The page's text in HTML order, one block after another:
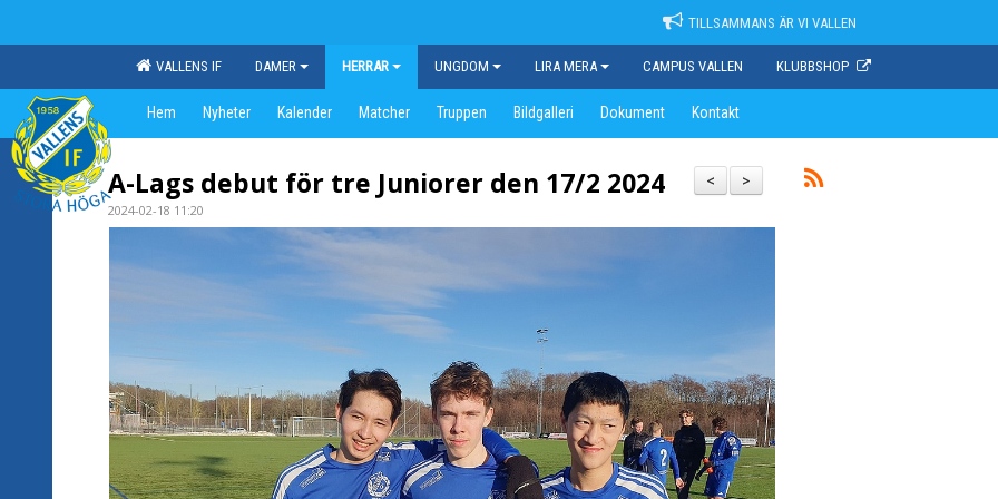
TILLSAMMANS ÄR VI VALLEN
VALLENS IF DAMER HERRAR UNGDOM LIRA MERA CAMPUS VALLEN KLUBBSHOP
Hem Nyheter Kalender Matcher Truppen Bildgalleri Dokument Kontakt
>
<
A-Lags debut för tre Juniorer den 17/2 2024
2024-02-18 11:20